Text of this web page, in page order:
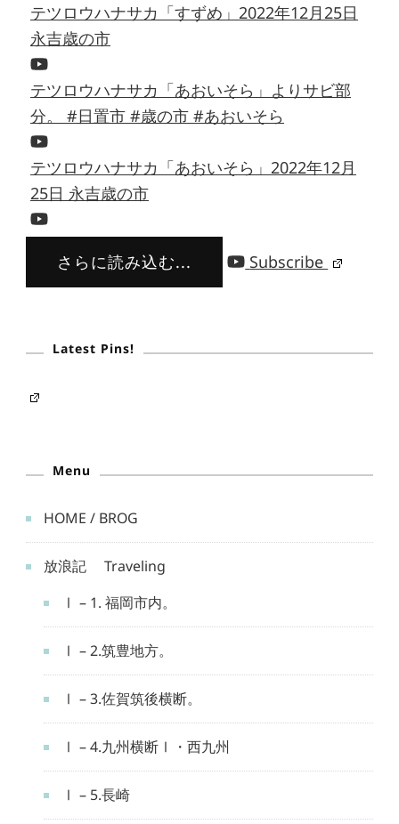
テツロウハナサカ「すずめ」2022年12月25日
永吉歳の市
テツロウハナサカ「あおいそら」よりサビ部
分。 #日置市 #歳の市 #あおいそら
テツロウハナサカ「あおいそら」2022年12月
25日 永吉歳の市
さらに読み込む... Subscribe
Latest Pins!
Menu
HOME / BROG
放浪記 Traveling
Ⅰ – 1. 福岡市内。
Ⅰ – 2.筑豊地方。
Ⅰ – 3.佐賀筑後横断。
Ⅰ – 4.九州横断Ⅰ・西九州
Ⅰ – 5.長崎